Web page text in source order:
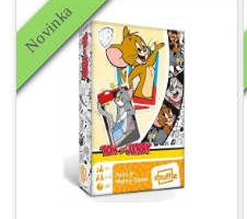
Novinka